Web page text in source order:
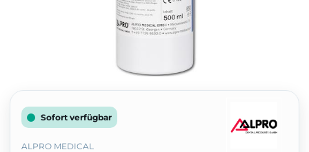
Sofort verfügbar
ALPRO MEDICAL